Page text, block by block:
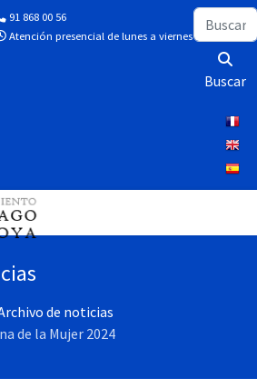
91 868 00 56
Atención presencial de lunes a viernes de 10:00 a
Buscar
Buscar
de noticias
de la Mujer 2024